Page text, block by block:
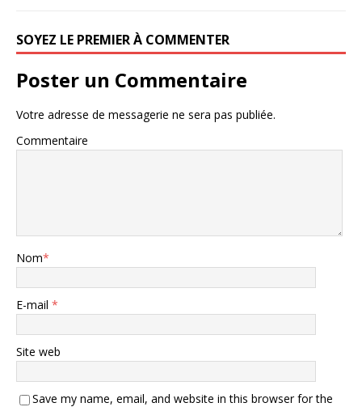
SOYEZ LE PREMIER À COMMENTER
Poster un Commentaire
Votre adresse de messagerie ne sera pas publiée.
Commentaire
Nom*
E-mail *
Site web
Save my name, email, and website in this browser for the